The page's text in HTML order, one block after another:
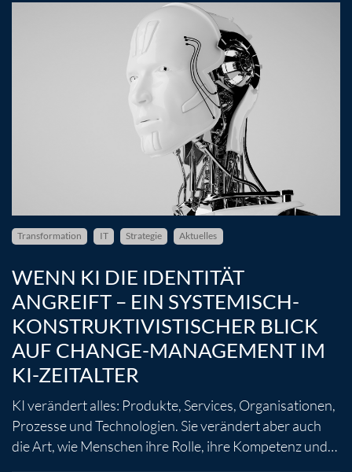
Transformation IT Strategie Aktuelles
WENN KI DIE IDENTITÄT
ANGREIFT – EIN SYSTEMISCH-
KONSTRUKTIVISTISCHER BLICK
AUF CHANGE-MANAGEMENT IM
KI-ZEITALTER
KI verändert alles: Produkte, Services, Organisationen,
Prozesse und Technologien. Sie verändert aber auch
die Art, wie Menschen ihre Rolle, ihre Kompetenz und…